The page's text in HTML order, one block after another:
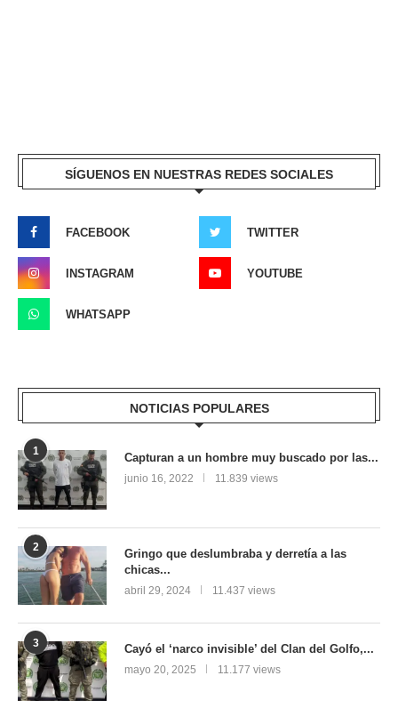
SÍGUENOS EN NUESTRAS REDES SOCIALES
FACEBOOK TWITTER
INSTAGRAM YOUTUBE
WHATSAPP
NOTICIAS POPULARES
1 Capturan a un hombre muy buscado por las...
junio 16, 2022 11.839 views
2
Gringo que deslumbraba y derretía a las
chicas...
abril 29, 2024 11.437 views
3 Cayó el ‘narco invisible’ del Clan del Golfo,...
mayo 20, 2025 11.177 views